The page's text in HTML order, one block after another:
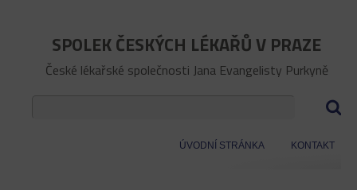
SPOLEK ČESKÝCH LÉKAŘŮ V PRAZE
České lékařské společnosti Jana Evangelisty Purkyně
ÚVODNÍ STRÁNKA KONTAKT